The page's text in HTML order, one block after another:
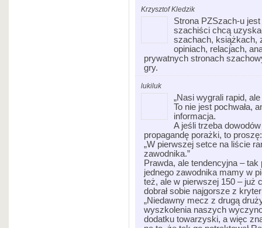
Krzysztof Kledzik
Strona PZSzach-u
szachiści chcą
szachach, książkach,
opiniach, relacjach,
prywatnych stronach
gry.
lukiluk
„Nasi wygrali rapid,
To nie jest pochwała,
informacja.
A jeśli trzeba
propagandę porażki, to proszę:
„W pierwszej setce na liście
zawodnika.”
Prawda, ale tendencyjna –
jednego zawodnika mamy w
też, ale w pierwszej 150 – już
dobrał sobie najgorsze z
„Niedawny mecz z drugą
wyszkolenia naszych
dodatku towarzyski, a więc